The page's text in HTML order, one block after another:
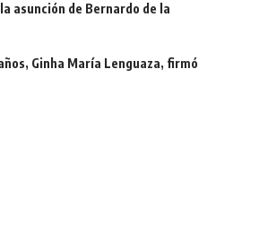
asunción de Bernardo de la
Ginha María Lenguaza, firmó